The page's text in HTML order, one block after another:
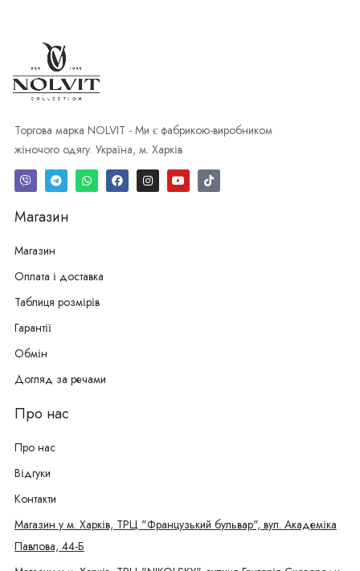
Торгова марка NOLVIT - Ми є фабрикою-виробником
жіночого одягу. Україна, м. Харків
Магазин
Магазин
Оплата і доставка
Таблиця розмірів
Гарантії
Обмін
Догляд за речами
Про нас
Про нас
Відгуки
Контакти
Магазин у м. Харків, ТРЦ "Французький бульвар", вул. Академіка
Павлова, 44-Б